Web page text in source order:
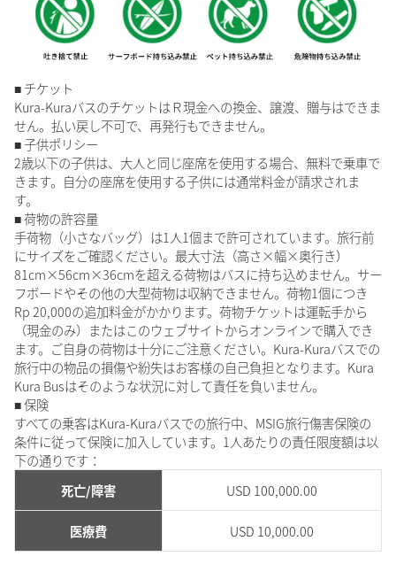
■ チケット
Kura-KuraバスのチケットはＲ現金への換金、譲渡、贈与はできま
せん。払い戻し不可で、再発行もできません。
■ 子供ポリシー
2歳以下の子供は、大人と同じ座席を使用する場合、無料で乗車で
きます。自分の座席を使用する子供には通常料金が請求されま
す。
■ 荷物の許容量
手荷物（小さなバッグ）は1人1個まで許可されています。旅行前
にサイズをご確認ください。最大寸法（高さ×幅×奥行き）
81cm×56cm×36cmを超える荷物はバスに持ち込めません。サー
フボードやその他の大型荷物は収納できません。荷物1個につき
Rp 20,000の追加料金がかかります。荷物チケットは運転手から
（現金のみ）またはこのウェブサイトからオンラインで購入でき
ます。ご自身の荷物は十分にご注意ください。Kura-Kuraバスでの
旅行中の物品の損傷や紛失はお客様の自己負担となります。Kura
Kura Busはそのような状況に対して責任を負いません。
■ 保険
すべての乗客はKura-Kuraバスでの旅行中、MSIG旅行傷害保険の
条件に従って保険に加入しています。1人あたりの責任限度額は以
下の通りです：
死亡/障害
USD 100,000.00
医療費 USD 10,000.00